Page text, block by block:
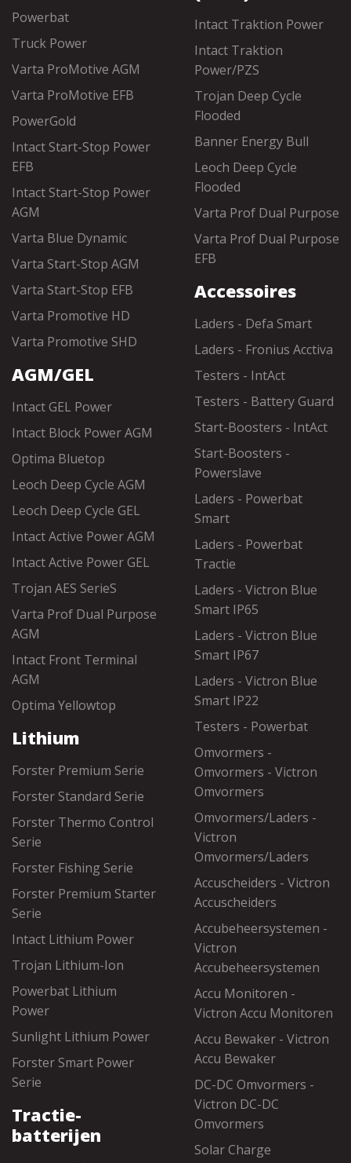
Powerbat
Truck Power
Varta ProMotive AGM
Varta ProMotive EFB
PowerGold
Intact Start-Stop Power
EFB
Intact Start-Stop Power
AGM
Varta Blue Dynamic
Varta Start-Stop AGM
Varta Start-Stop EFB
Varta Promotive HD
Varta Promotive SHD
AGM/GEL
Intact GEL Power
Intact Block Power AGM
Optima Bluetop
Leoch Deep Cycle AGM
Leoch Deep Cycle GEL
Intact Active Power AGM
Intact Active Power GEL
Trojan AES SerieS
Varta Prof Dual Purpose
AGM
Intact Front Terminal
AGM
Optima Yellowtop
Lithium
Forster Premium Serie
Forster Standard Serie
Forster Thermo Control
Serie
Forster Fishing Serie
Forster Premium Starter
Serie
Intact Lithium Power
Trojan Lithium-Ion
Powerbat Lithium
Power
Sunlight Lithium Power
Forster Smart Power
Serie
Tractie-
batterijen
Intact Traktion Power
Intact Traktion
Power/PZS
Trojan Deep Cycle
Flooded
Banner Energy Bull
Leoch Deep Cycle
Flooded
Varta Prof Dual Purpose
Varta Prof Dual Purpose
EFB
Accessoires
Laders - Defa Smart
Laders - Fronius Acctiva
Testers - IntAct
Testers - Battery Guard
Start-Boosters - IntAct
Start-Boosters -
Powerslave
Laders - Powerbat
Smart
Laders - Powerbat
Tractie
Laders - Victron Blue
Smart IP65
Laders - Victron Blue
Smart IP67
Laders - Victron Blue
Smart IP22
Testers - Powerbat
Omvormers -
Omvormers - Victron
Omvormers
Omvormers/Laders -
Victron
Omvormers/Laders
Accuscheiders - Victron
Accuscheiders
Accubeheersystemen -
Victron
Accubeheersystemen
Accu Monitoren -
Victron Accu Monitoren
Accu Bewaker - Victron
Accu Bewaker
DC-DC Omvormers -
Victron DC-DC
Omvormers
Solar Charge